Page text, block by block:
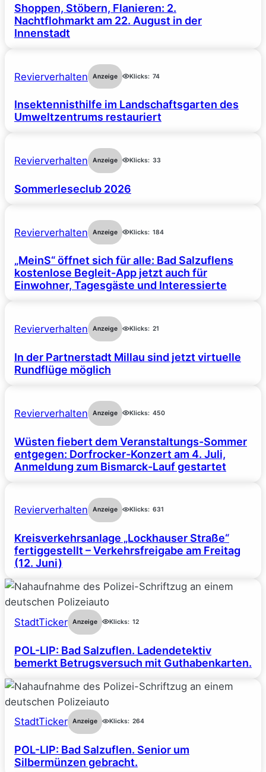
Shoppen, Stöbern, Flanieren: 2.
Nachtflohmarkt am 22. August in der
Innenstadt
Revierverhalten Anzeige Klicks: 74
Insektennisthilfe im Landschaftsgarten des
Umweltzentrums restauriert
Revierverhalten Anzeige Klicks: 33
Sommerleseclub 2026
Revierverhalten Anzeige Klicks: 184
„MeinS“ öffnet sich für alle: Bad Salzuflens
kostenlose Begleit-App jetzt auch für
Einwohner, Tagesgäste und Interessierte
Revierverhalten Anzeige Klicks: 21
In der Partnerstadt Millau sind jetzt virtuelle
Rundflüge möglich
Revierverhalten Anzeige Klicks: 450
Wüsten fiebert dem Veranstaltungs-Sommer
entgegen: Dorfrocker-Konzert am 4. Juli,
Anmeldung zum Bismarck-Lauf gestartet
Revierverhalten Anzeige Klicks: 631
Kreisverkehrsanlage „Lockhauser Straße“
fertiggestellt – Verkehrsfreigabe am Freitag
(12. Juni)
StadtTicker Anzeige Klicks: 12
POL-LIP: Bad Salzuflen. Ladendetektiv
bemerkt Betrugsversuch mit Guthabenkarten.
StadtTicker Anzeige Klicks: 264
POL-LIP: Bad Salzuflen. Senior um
Silbermünzen gebracht.